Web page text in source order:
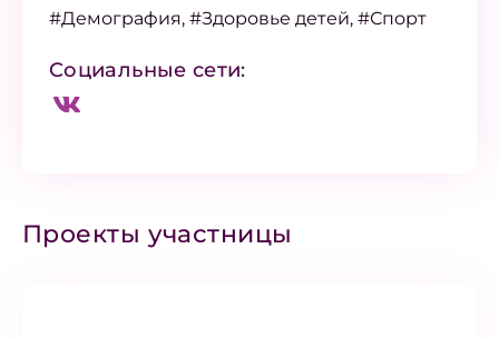
#Демография, #Здоровье детей, #Спорт
Социальные сети:
Проекты участницы